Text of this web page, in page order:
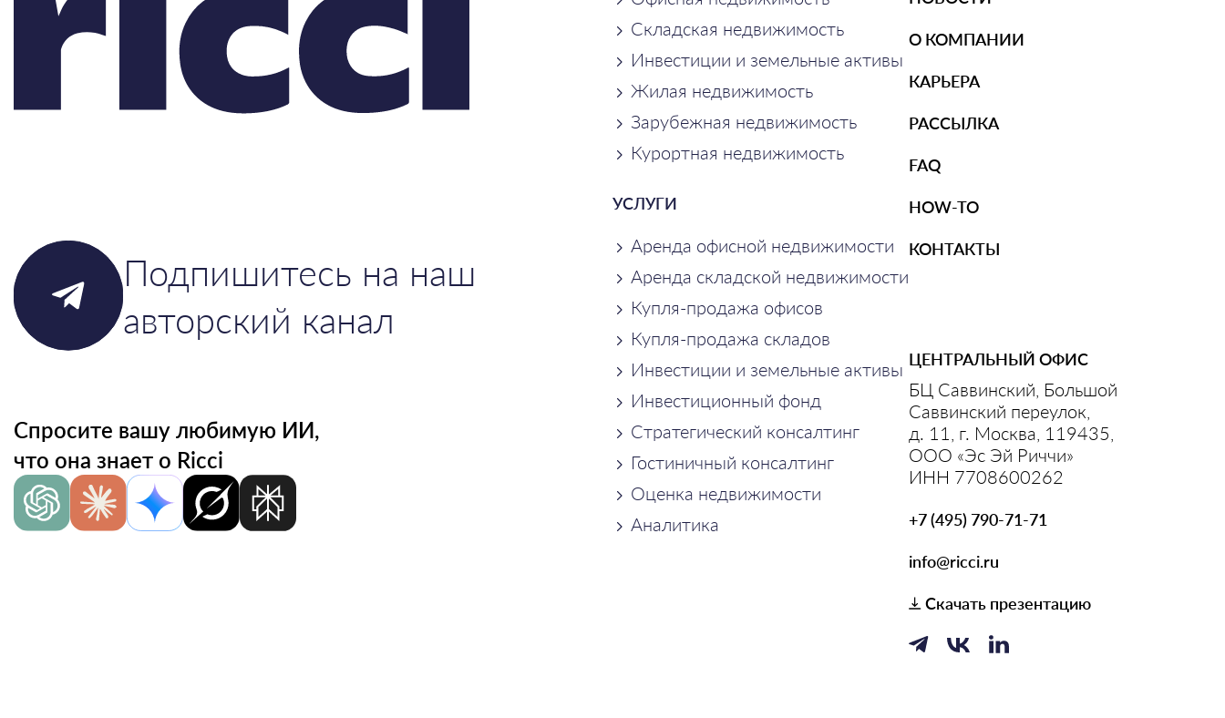
Подпишитесь на наш
авторский канал
Спросите вашу любимую ИИ,
что она знает о Ricci
Складская недвижимость
Инвестиции и земельные активы
Жилая недвижимость
Зарубежная недвижимость
Курортная недвижимость
УСЛУГИ
Аренда офисной недвижимости
Аренда складской недвижимости
Купля-продажа офисов
Купля-продажа складов
Инвестиции и земельные активы
Инвестиционный фонд
Стратегический консалтинг
Гостиничный консалтинг
Оценка недвижимости
Аналитика
О КОМПАНИИ
КАРЬЕРА
РАССЫЛКА
FAQ
HOW-TO
КОНТАКТЫ
ЦЕНТРАЛЬНЫЙ ОФИС
БЦ Саввинский, Большой
Саввинский переулок,
д. 11, г. Москва, 119435,
ООО «Эс Эй Риччи»
ИНН 7708600262
+7 (495) 790-71-71
info@ricci.ru
Скачать презентацию